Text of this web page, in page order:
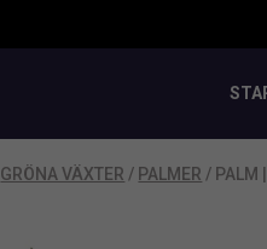
GRÖNA VÄXTER / PALMER / PALM